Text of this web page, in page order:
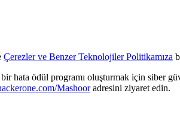
Çerezler ve Benzer Teknolojiler Politikamıza
hata ödül programı oluşturmak için siber
Mashoor adresini ziyaret edin.